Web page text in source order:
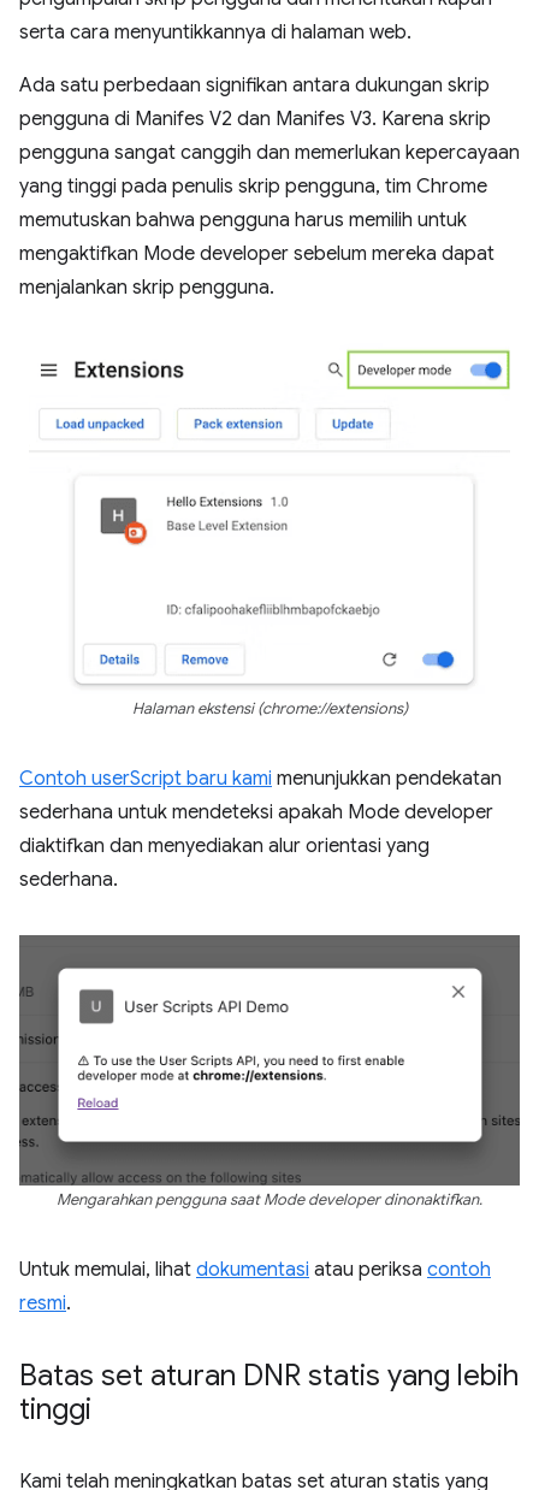
serta cara menyuntikkannya di halaman web.
Ada satu perbedaan signifikan antara dukungan skrip
pengguna di Manifes V2 dan Manifes V3. Karena skrip
pengguna sangat canggih dan memerlukan kepercayaan
yang tinggi pada penulis skrip pengguna, tim Chrome
memutuskan bahwa pengguna harus memilih untuk
mengaktifkan Mode developer sebelum mereka dapat
menjalankan skrip pengguna.
Halaman ekstensi (chrome://extensions)
Contoh userScript baru kami menunjukkan pendekatan
sederhana untuk mendeteksi apakah Mode developer
diaktifkan dan menyediakan alur orientasi yang
sederhana.
Mengarahkan pengguna saat Mode developer dinonaktifkan.
Untuk memulai, lihat dokumentasi atau periksa contoh
resmi.
Batas set aturan DNR statis yang lebih
tinggi
Kami telah meningkatkan batas set aturan statis yang